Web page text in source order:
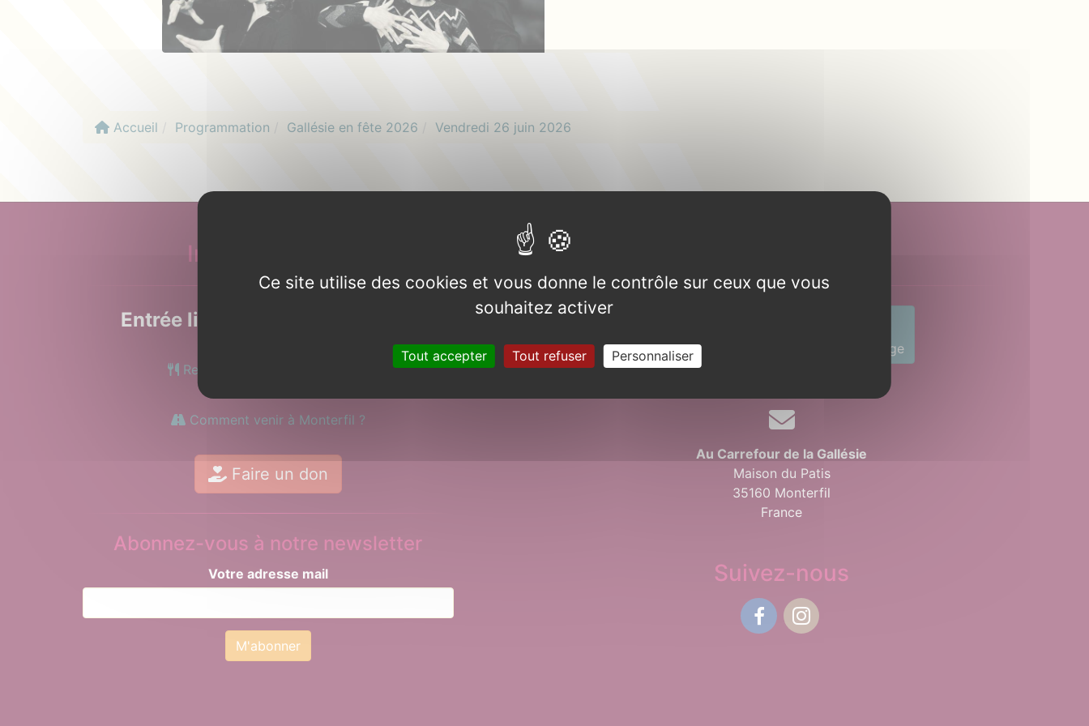
Accueil Programmation Gallésie en fête 2026 Vendredi 26 juin 2026
Infos pratiques
Entrée libre
Restauration tout le week-end
Comment venir à Monterfil ?
Faire un don
Abonnez-vous à notre newsletter
Votre adresse mail
07 81 38 79 75 Envoyer un message
Au Carrefour de la Gallésie
Maison du Patis
35160 Monterfil
France
Suivez-nous
Ce site utilise des cookies et vous donne le contrôle sur ceux que vous
souhaitez activer
Tout accepter Tout refuser Personnaliser